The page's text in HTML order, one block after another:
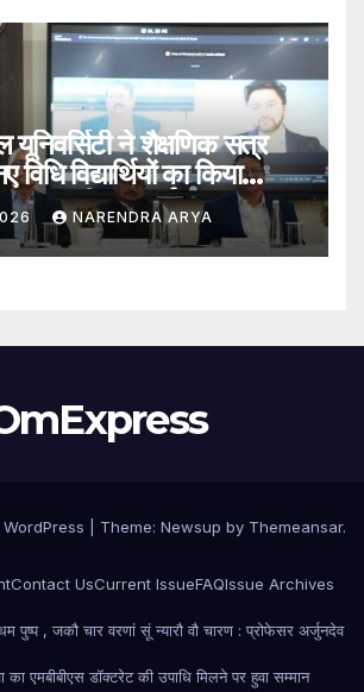
यूनिवर्सिटी ने शैक्षणिक सत्र
विद्यार्थियों का किया
एलएल.बी. (ऑनर्स) 2026–31
2026–27 पाठ्यक्रमों के
ने शुरू की अपनी शैक्षणिक यात्रा
NARENDRA ARYA
Theme: Newsup by Themeansar.
Contact UsCurrent IssueFAQIssue Archives
पुष्प , जकौ चार वरणां सूं न्यारौ वौ चारण : प्रोफेसर अर्जुनदेव
का एमबीबीएस डॉक्टरेट की उपाधि मिलने पर हुवा सम्मान